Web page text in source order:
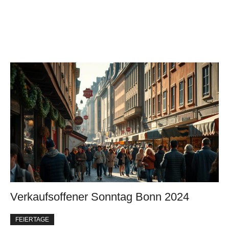
Verkaufsoffener Sonntag Bonn 2024
FEIERTAGE